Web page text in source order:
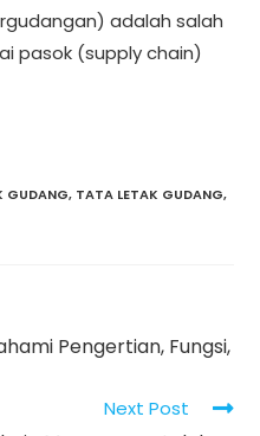
adalah salah
pasok (supply chain)
GUDANG, TATA LETAK GUDANG,
Pengertian, Fungsi,
Next Post